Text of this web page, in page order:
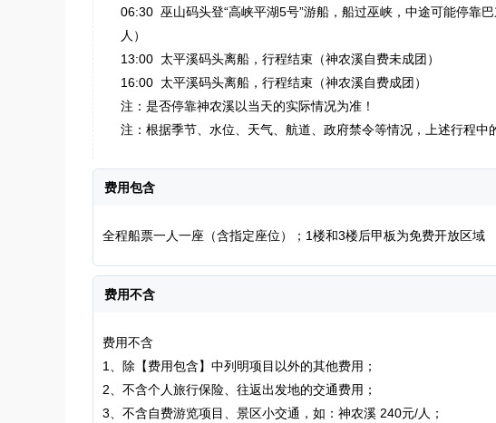
06:30 巫山码头登“高峡平湖5号”游船，船过巫峡，中途可能停靠
人）
13:00 太平溪码头离船，行程结束（神农溪自费未成团）
16:00 太平溪码头离船，行程结束（神农溪自费成团）
注：是否停靠神农溪以当天的实际情况为准！
注：根据季节、水位、天气、航道、政府禁令等情况，上述行程
费用包含
全程船票一人一座（含指定座位）；1楼和3楼后甲板为免费开放区域
费用不含
费用不含
1、除【费用包含】中列明项目以外的其他费用；
2、不含个人旅行保险、往返出发地的交通费用；
3、不含自费游览项目、景区小交通，如：神农溪 240元/人；